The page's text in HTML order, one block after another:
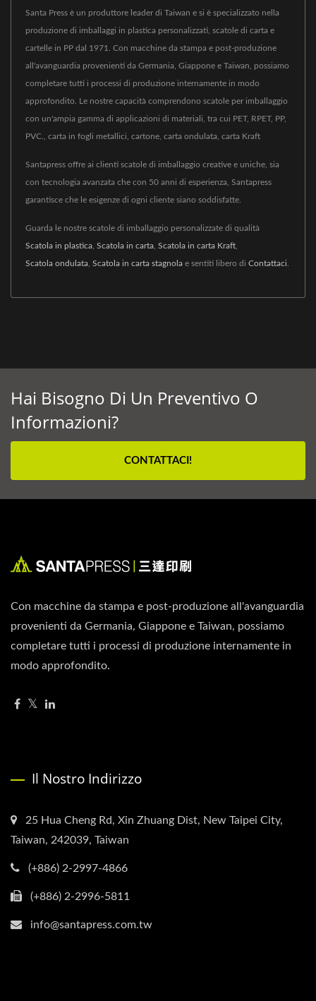
Santa Press è un produttore leader di Taiwan e si è specializzato nella
produzione di imballaggi in plastica personalizzati, scatole di carta e
cartelle in PP dal 1971. Con macchine da stampa e post-produzione
all'avanguardia provenienti da Germania, Giappone e Taiwan, possiamo
completare tutti i processi di produzione internamente in modo
approfondito. Le nostre capacità comprendono scatole per imballaggio
con un'ampia gamma di applicazioni di materiali, tra cui PET, RPET, PP,
PVC., carta in fogli metallici, cartone, carta ondulata, carta Kraft
Santapress offre ai clienti scatole di imballaggio creative e uniche, sia
con tecnologia avanzata che con 50 anni di esperienza, Santapress
garantisce che le esigenze di ogni cliente siano soddisfatte.
Guarda le nostre scatole di imballaggio personalizzate di qualità
Scatola in plastica Scatola in carta Scatola in carta Kraft
Scatola ondulata Scatola in carta stagnola e sentiti libero di Contattaci
Hai Bisogno Di Un Preventivo O
Informazioni?
CONTATTACI!
Con macchine da stampa e post-produzione all'avanguardia
provenienti da Germania, Giappone e Taiwan, possiamo
completare tutti i processi di produzione internamente in
modo approfondito.
Il Nostro Indirizzo
25 Hua Cheng Rd, Xin Zhuang Dist, New Taipei City,
Taiwan, 242039, Taiwan
(+886) 2-2997-4866
(+886) 2-2996-5811
info@santapress.com.tw